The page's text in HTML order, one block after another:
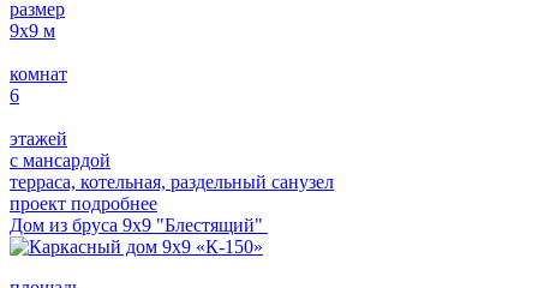
размер
9х9 м
комнат
6
этажей
с мансардой
терраса, котельная, раздельный санузел
проект подробнее
Дом из бруса 9х9 "Блестящий"